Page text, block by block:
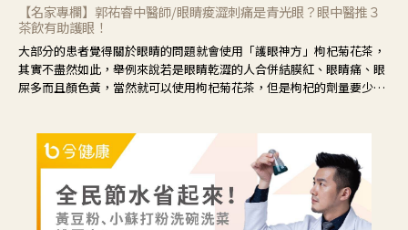
【名家專欄】郭祐睿中醫師/眼睛痠澀刺痛是青光眼？眼中醫推３
茶飲有助護眼！
大部分的患者覺得關於眼睛的問題就會使用「護眼神方」枸杞菊花茶，
其實不盡然如此，舉例來說若是眼睛乾澀的人合併結膜紅、眼睛痛、眼
屎多而且顏色黃，當然就可以使用枸杞菊花茶，但是枸杞的劑量要少，
候就要使用菊花、金銀花來治療；假如單純的眼睛乾澀，結膜沒有紅，
眼睛周圍沒有眼屎，這種情況是屬於「陰虛」，就可以使用枸杞、蓮
藕、麥門冬、山藥等比較滋潤的藥材，效果就更顯著。